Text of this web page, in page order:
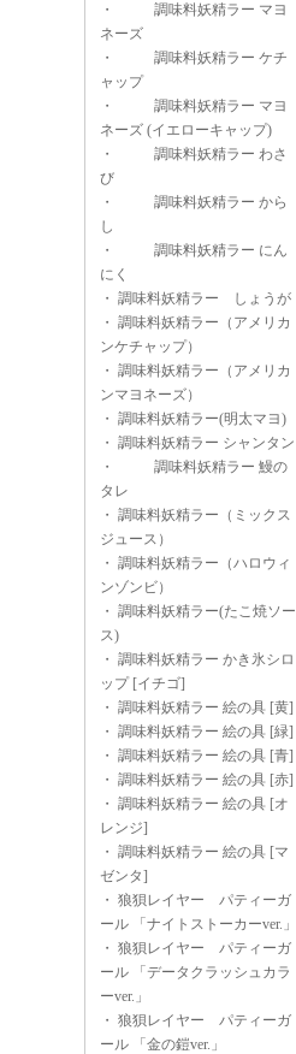
・
調味料妖精ラー マヨ
ネーズ
・
調味料妖精ラー ケチ
ャップ
・
調味料妖精ラー マヨ
ネーズ (イエローキャップ)
・
調味料妖精ラー わさ
び
・
調味料妖精ラー から
し
・
調味料妖精ラー にん
にく
・ 調味料妖精ラー しょうが
・ 調味料妖精ラー（アメリカ
ンケチャップ）
・ 調味料妖精ラー（アメリカ
ンマヨネーズ）
・ 調味料妖精ラー(明太マヨ)
・ 調味料妖精ラー シャンタン
・
調味料妖精ラー 鰻の
タレ
・ 調味料妖精ラー（ミックス
ジュース）
・ 調味料妖精ラー（ハロウィ
ンゾンビ）
・ 調味料妖精ラー(たこ焼ソー
ス)
・ 調味料妖精ラー かき氷シロ
ップ [イチゴ]
・ 調味料妖精ラー 絵の具 [黄]
・ 調味料妖精ラー 絵の具 [緑]
・ 調味料妖精ラー 絵の具 [青]
・ 調味料妖精ラー 絵の具 [赤]
・ 調味料妖精ラー 絵の具 [オ
レンジ]
・ 調味料妖精ラー 絵の具 [マ
ゼンタ]
・ 狼狽レイヤー パティーガ
ール 「ナイトストーカーver.」
・ 狼狽レイヤー パティーガ
ール 「データクラッシュカラ
ーver.」
・ 狼狽レイヤー パティーガ
ール 「金の鎧ver.」